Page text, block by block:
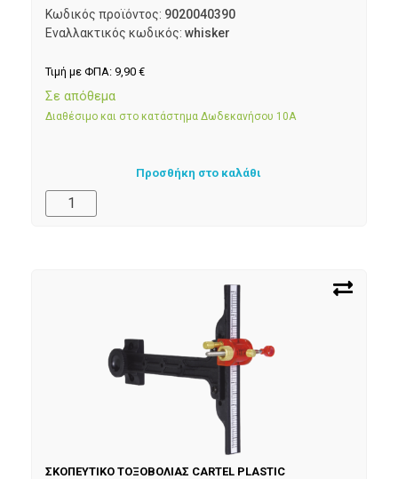
Κωδικός προϊόντος: 9020040390
Εναλλακτικός κωδικός: whisker
Τιμή με ΦΠΑ: 9,90 €
Σε απόθεμα
Διαθέσιμο και στο κατάστημα Δωδεκανήσου 10Α
Προσθήκη στο καλάθι
ΣΚΟΠΕΥΤΙΚΟ ΤΟΞΟΒΟΛΙΑΣ CARTEL PLASTIC